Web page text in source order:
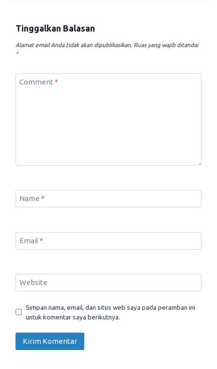
Tinggalkan Balasan
Alamat email Anda tidak akan dipublikasikan. Ruas yang wajib ditandai
*
Comment *
Name *
Email *
Website
Simpan nama, email, dan situs web saya pada peramban ini
untuk komentar saya berikutnya.